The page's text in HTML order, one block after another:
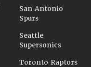
San Antonio
Spurs
Seattle
Supersonics
Toronto Raptors